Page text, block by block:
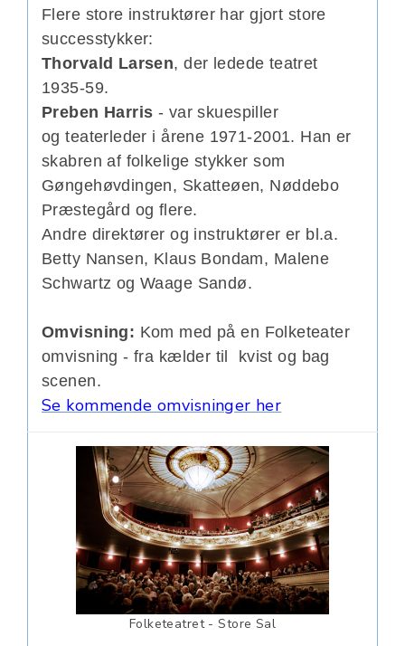
Flere store instruktører har gjort store
successtykker:
Thorvald Larsen, der ledede teatret
1935-59.
Preben Harris - var skuespiller
og teaterleder i årene 1971-2001. Han er
skabren af folkelige stykker som
Gøngehøvdingen, Skatteøen, Nøddebo
Præstegård og flere.
Andre direktører og instruktører er bl.a.
Betty Nansen, Klaus Bondam, Malene
Schwartz og Waage Sandø.
Omvisning: Kom med på en Folketeater
omvisning - fra kælder til kvist og bag
scenen.
Se kommende omvisninger her
Folketeatret - Store Sal